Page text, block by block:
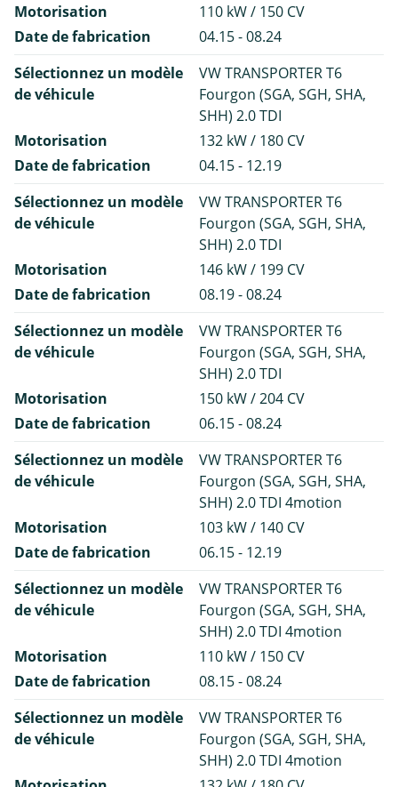
Motorisation
110 kW / 150 CV
Date de fabrication
04.15 - 08.24
Sélectionnez un modèle
de véhicule
VW TRANSPORTER T6
Fourgon (SGA, SGH, SHA,
SHH) 2.0 TDI
Motorisation
132 kW / 180 CV
Date de fabrication
04.15 - 12.19
Sélectionnez un modèle
de véhicule
VW TRANSPORTER T6
Fourgon (SGA, SGH, SHA,
SHH) 2.0 TDI
Motorisation
146 kW / 199 CV
Date de fabrication
08.19 - 08.24
Sélectionnez un modèle
de véhicule
VW TRANSPORTER T6
Fourgon (SGA, SGH, SHA,
SHH) 2.0 TDI
Motorisation
150 kW / 204 CV
Date de fabrication
06.15 - 08.24
Sélectionnez un modèle
de véhicule
VW TRANSPORTER T6
Fourgon (SGA, SGH, SHA,
SHH) 2.0 TDI 4motion
Motorisation
103 kW / 140 CV
Date de fabrication
06.15 - 12.19
Sélectionnez un modèle
de véhicule
VW TRANSPORTER T6
Fourgon (SGA, SGH, SHA,
SHH) 2.0 TDI 4motion
Motorisation
110 kW / 150 CV
Date de fabrication
08.15 - 08.24
Sélectionnez un modèle
de véhicule
VW TRANSPORTER T6
Fourgon (SGA, SGH, SHA,
SHH) 2.0 TDI 4motion